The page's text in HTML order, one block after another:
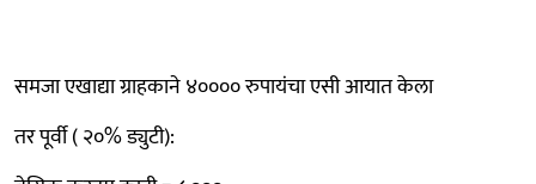
समजा एखाद्या ग्राहकाने ४०००० रुपायंचा एसी आयात केला
तर पूर्वी ( २०% ड्युटी):